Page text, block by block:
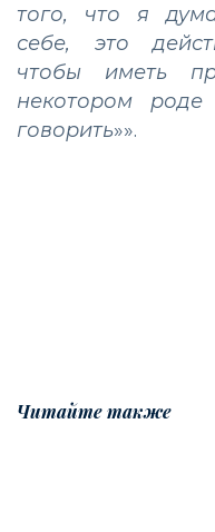
того, что я
себе, это
чтобы иметь
некотором
говорить»».
Читайте также